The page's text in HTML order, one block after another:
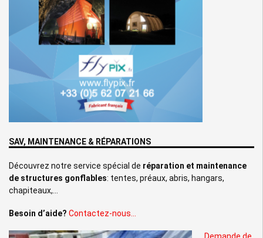
SAV, MAINTENANCE & RÉPARATIONS
Découvrez notre service spécial de réparation et maintenance
de structures gonflables: tentes, préaux, abris, hangars,
chapiteaux,…
Besoin d’aide? Contactez-nous…
Demande de